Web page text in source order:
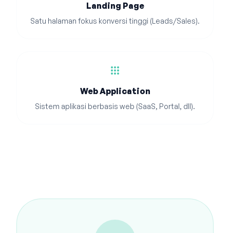
Landing Page
Satu halaman fokus konversi tinggi (Leads/Sales).
apps
Web Application
Sistem aplikasi berbasis web (SaaS, Portal, dll).